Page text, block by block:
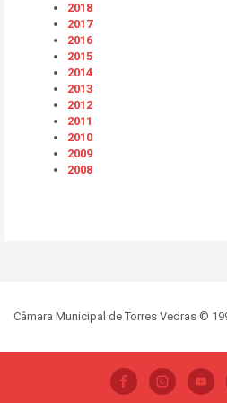
2018
2017
2016
2015
2014
2013
2012
2011
2010
2009
2008
Câmara Municipal de Torres Vedras ©